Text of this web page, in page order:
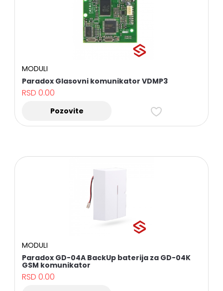
MODULI
Paradox Glasovni komunikator VDMP3
RSD0.00
Pozovite
MODULI
Paradox GD-04A BackUp baterija za GD-04K
GSM komunikator
RSD0.00